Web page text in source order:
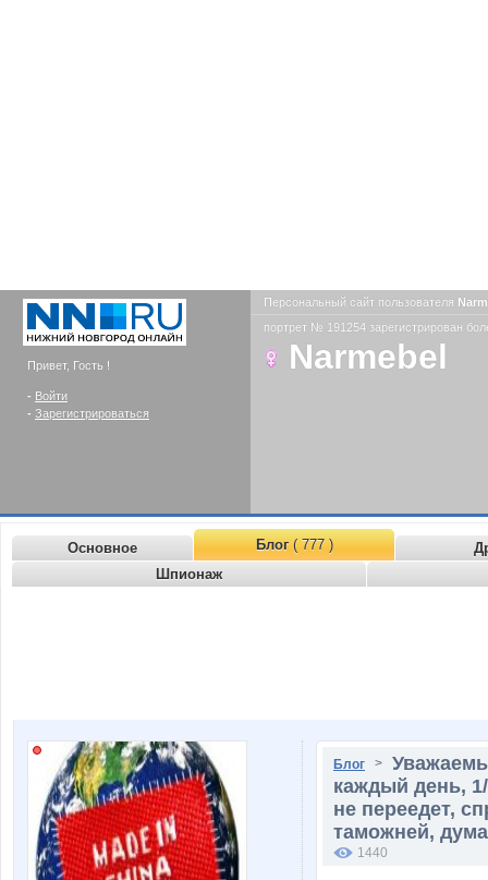
Привет, Гость !
- Войти
- Зарегистрироваться
Персональный сайт пользователя
портрет № 191254 зарегистрирован
Narmebel
Основное Блог( 777 )
Шпионаж
Блог >
каждый день,
не переедет,
таможней,
1440